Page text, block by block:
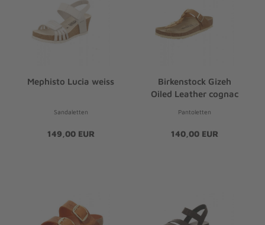
Mephisto Lucia weiss
Sandaletten
149,00 EUR
Birkenstock Gizeh
Oiled Leather cognac
Pantoletten
140,00 EUR